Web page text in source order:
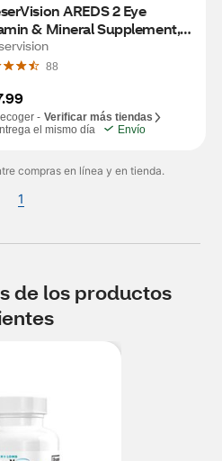
AREDS 2 Eye
& Mineral Supplement,
Tablets
88
- Verificar más tiendas
el mismo día
Envío
compras en línea y en tienda.
1
de los productos